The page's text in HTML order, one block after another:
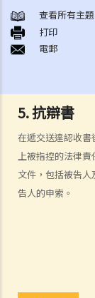
5. 抗辯書
在遞交送達認收書
上被指控的法律
文件，包括被告
告人的申索。
可能導致人身傷害
A. 交通意外
B. 醫療疏忽
E. 襲擊
如何就人身傷害提
人身傷害訴訟所涉
查看所有主題
打印
電郵